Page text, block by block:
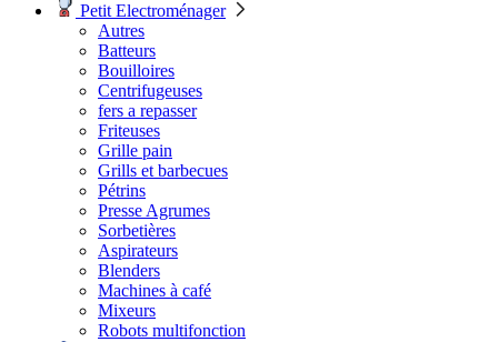
Petit Electroménager
Autres
Batteurs
Bouilloires
Centrifugeuses
fers a repasser
Friteuses
Grille pain
Grills et barbecues
Pétrins
Presse Agrumes
Sorbetières
Aspirateurs
Blenders
Machines à café
Mixeurs
Robots multifonction